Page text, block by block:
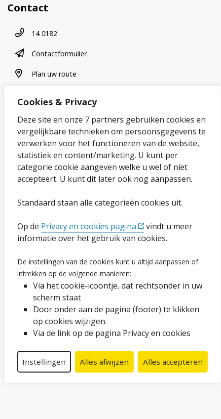
Cookies & Privacy
Deze site en onze 7 partners gebruiken cookies en
vergelijkbare technieken om persoonsgegevens te
verwerken voor het functioneren van de website,
statistiek en content/marketing. U kunt per
categorie cookie aangeven welke u wel of niet
accepteert. U kunt dit later ook nog aanpassen.
Standaard staan alle categorieën cookies uit.
Op de Privacy en cookies pagina
vindt u meer
informatie over het gebruik van cookies.
De instellingen van de cookies kunt u altijd aanpassen of
intrekken op de volgende manieren:
Via het cookie-icoontje, dat rechtsonder in uw
scherm staat
Door onder aan de pagina (footer) te klikken
op cookies wijzigen.
Via de link op de pagina Privacy en cookies
Instellingen Alles afwijzen Alles accepteren
Contact
Telefoonnummer
14 0182
contactformulier
Contactformulier
plan uw route
Plan uw route
Over onze website
Sitemap
Privacybeleid en cookies
Cookies wijzigen
Ga naar de pagina
Proclaimer en copyright
Webarchief
Volg ons op social media
Facebook
LinkedInInstagram
YouTube